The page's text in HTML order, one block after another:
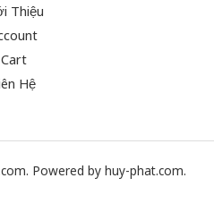
Thiệu
Cart
Hệ
Powered by huy-phat.com.